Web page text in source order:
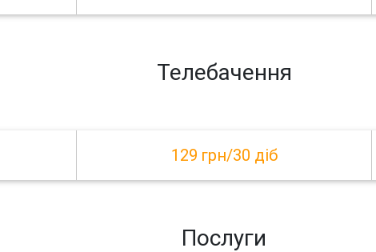
Телебачення
129 грн/30 діб
Послуги